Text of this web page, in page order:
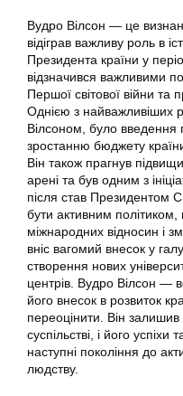
Вудро Вілсон — це
відіграв важливу роль в
Президента країни у
відзначився важливими
Першої світової війни та
Однією з
Вілсоном, було
зростанню бюджету
Він також прагнув
арені та був одним з
після став Президентом
бути активним
міжнародних відносин і
вніс вагомий внесок у
створення нових
центрів. Вудро Вілсон —
його внесок в розвиток
переоцінити. Він залишив
суспільстві, і його
наступні покоління до
людству.